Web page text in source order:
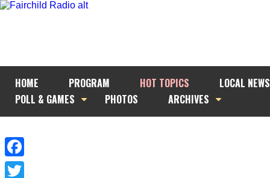
HOME PROGRAM HOT TOPICS
LOCAL NEWS
POLL & GAMES
PHOTOS ARCHIVES
Facebook